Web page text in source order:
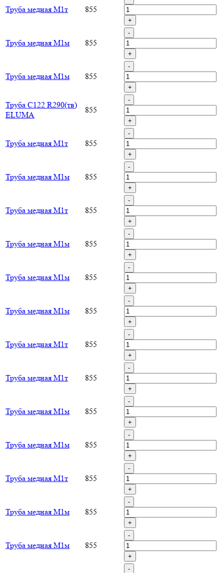
Труба медная М1т 855
+
Труба медная М1м 855
-
+
Труба медная М1м 855
-
+
Труба C122 R290(тв)
ELUMA
855
-
+
Труба медная М1т 855
-
+
Труба медная М1м 855
-
+
Труба медная М1т 855
-
+
Труба медная М1м 855
-
+
Труба медная М1м 855
-
+
Труба медная М1м 855
-
+
Труба медная М1т 855
-
+
Труба медная М1т 855
-
+
Труба медная М1м 855
-
+
Труба медная М1м 855
-
+
Труба медная М1т 855
-
+
Труба медная М1м 855
-
+
Труба медная М1м 855
-
+
-